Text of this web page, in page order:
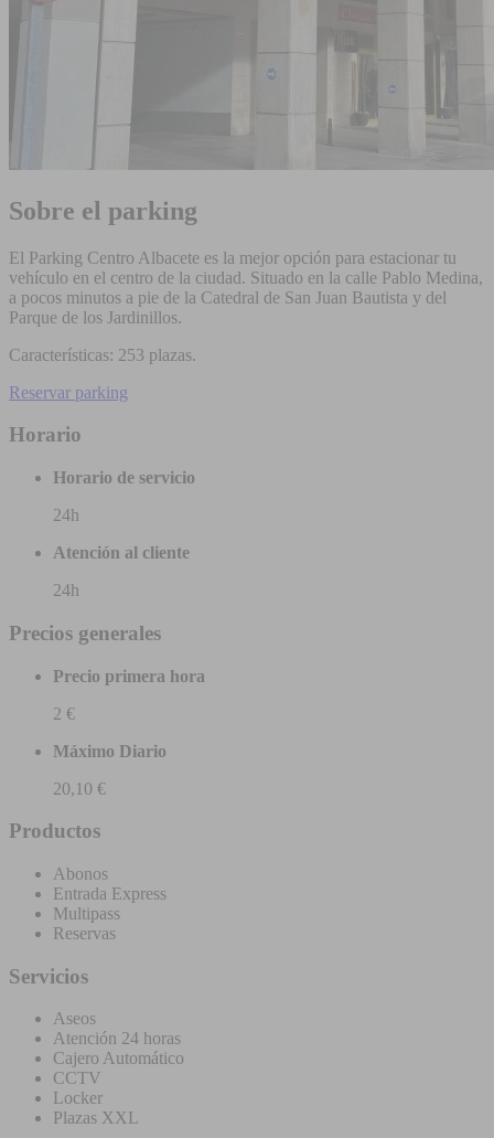
Sobre el parking
El Parking Centro Albacete es la mejor opción para estacionar tu
vehículo en el centro de la ciudad. Situado en la calle Pablo Medina,
a pocos minutos a pie de la Catedral de San Juan Bautista y del
Parque de los Jardinillos.
Características: 253 plazas.
Reservar parking
Horario
Horario de servicio
24h
Atención al cliente
24h
Precios generales
Precio primera hora
2 €
Máximo Diario
20,10 €
Productos
Abonos
Entrada Express
Multipass
Reservas
Servicios
Aseos
Atención 24 horas
Cajero Automático
CCTV
Locker
Plazas XXL